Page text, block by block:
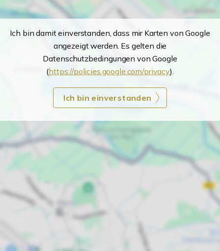
Ich bin damit einverstanden, dass mir Karten von Google
angezeigt werden. Es gelten die
Datenschutzbedingungen von Google
(https://policies.google.com/privacy).
Ich bin einverstanden